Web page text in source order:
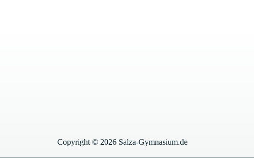
Copyright © 2026 Salza-Gymnasium.de